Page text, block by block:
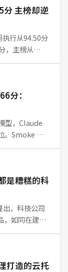
主榜却逆
行从94.50分
，主榜从
分：
型，Claude
。Smoke 为
是糟糕的科
，科技公司
如同在建立
打造的云托